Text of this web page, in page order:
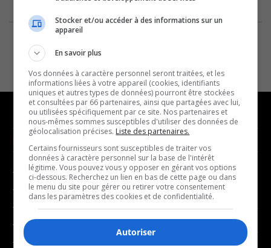
NOUVELLES
- Affaires municipales
- Communauté / Social
- Culture
- Économie
- Éducation
MUSIQUE
- Décompte franco
- Joué récemment
BALADOS
Stocker et/ou accéder à des informations sur un
appareil
En savoir plus
Vos données à caractère personnel seront traitées, et les
informations liées à votre appareil (cookies, identifiants
uniques et autres types de données) pourront être stockées
et consultées par 66 partenaires, ainsi que partagées avec lui,
ou utilisées spécifiquement par ce site. Nos partenaires et
nous-mêmes sommes susceptibles d'utiliser des données de
géolocalisation précises. Liste des partenaires.
Certains fournisseurs sont susceptibles de traiter vos
données à caractère personnel sur la base de l'intérêt
légitime. Vous pouvez vous y opposer en gérant vos options
ci-dessous. Recherchez un lien en bas de cette page ou dans
le menu du site pour gérer ou retirer votre consentement
dans les paramètres des cookies et de confidentialité.
Autoriser